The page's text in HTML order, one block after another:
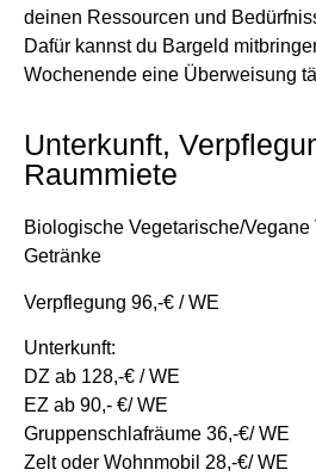
deinen Ressourcen und
Dafür kannst du Bargeld
Wochenende eine Überweisung
Unterkunft,
Raummiete
Biologische Vegetarische/
Getränke
Verpflegung 96,-€ / WE
Unterkunft:
DZ ab 128,-€ / WE
EZ ab 90,- €/ WE
Gruppenschlafräume 36,-€/ WE
Zelt oder Wohnmobil 28,-€/ WE